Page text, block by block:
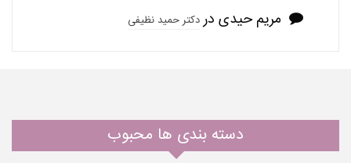
مریم حیدی دردکتر حمید نظیفی
دسته بندی ها محبوب